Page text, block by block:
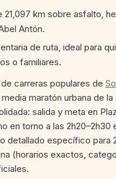
km sobre asfalto,
Antón.
de ruta, ideal para
o familiares.
carreras populares de
maratón urbana de
salida y meta en
en torno a las 2h20–2h30
detallado específico para
(horarios exactos,